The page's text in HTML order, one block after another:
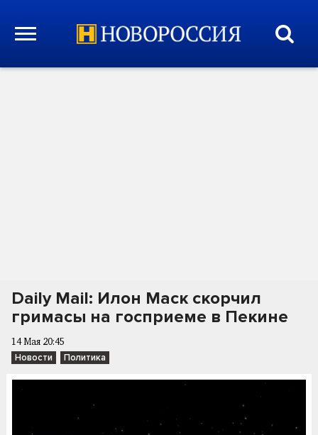
Daily Mail: Илон Маск скорчил
гримасы на госприеме в Пекине
14 Мая 20:45
Новости Политика